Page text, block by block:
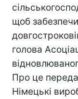
щоб
голова
Про це
Німецькі